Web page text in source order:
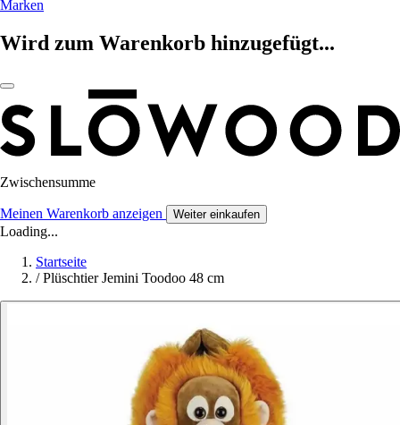
Marken
Wird zum Warenkorb hinzugefügt...
Zwischensumme
Meinen Warenkorb anzeigen Weiter einkaufen
Loading...
Startseite
/ Plüschtier Jemini Toodoo 48 cm